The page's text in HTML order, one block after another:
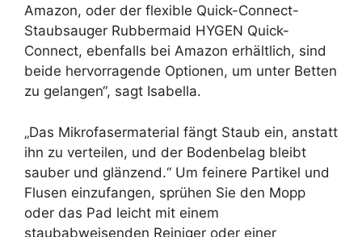
Amazon, oder der flexible Quick-Connect-
Staubsauger Rubbermaid HYGEN Quick-
Connect, ebenfalls bei Amazon erhältlich, sind
beide hervorragende Optionen, um unter Betten
zu gelangen“, sagt Isabella.
„Das Mikrofasermaterial fängt Staub ein, anstatt
ihn zu verteilen, und der Bodenbelag bleibt
sauber und glänzend.“ Um feinere Partikel und
Flusen einzufangen, sprühen Sie den Mopp
oder das Pad leicht mit einem
staubabweisenden Reiniger oder einer